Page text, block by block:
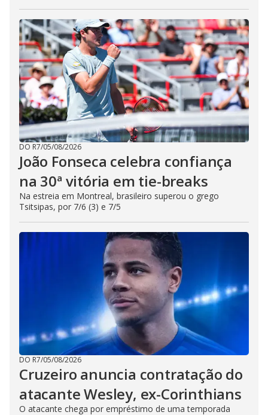
DO R7/05/08/2026
João Fonseca celebra confiança
na 30ª vitória em tie-breaks
Na estreia em Montreal, brasileiro superou o grego
Tsitsipas, por 7/6 (3) e 7/5
DO R7/05/08/2026
Cruzeiro anuncia contratação do
atacante Wesley, ex-Corinthians
O atacante chega por empréstimo de uma temporada